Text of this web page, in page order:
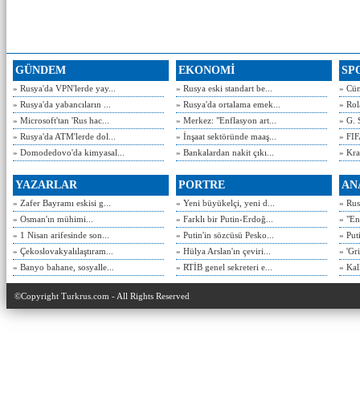
GÜNDEM
» Rusya'da VPN'lerde yay...
» Rusya'da yabancıların ...
» Microsoft'tan 'Rus hac...
» Rusya'da ATM'lerde dol...
» Domodedovo'da kimyasal...
EKONOMİ
» Rusya eski standart be...
» Rusya'da ortalama emek...
» Merkez: "Enflasyon art...
» İnşaat sektöründe maaş...
» Bankalardan nakit çıkı...
»
»
» G.
»
»
YAZARLAR
» Zafer Bayramı eskisi g...
» Osman'ın mühimi...
» 1 Nisan arifesinde son...
» Çekoslovakyalılaştıram...
» Banyo bahane, sosyalle...
PORTRE
» Yeni büyükelçi, yeni d...
» Farklı bir Putin-Erdoğ...
» Putin'in sözcüsü Pesko...
» Hülya Arslan'ın çeviri...
» RTİB genel sekreteri e...
»
»
»
»
»
©Copyright Turkrus.com - All Rights Reserved